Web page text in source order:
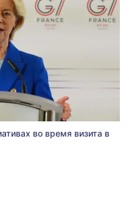
во время визита в